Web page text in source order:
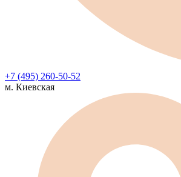
+7 (495) 260-50-52
м. Киевская